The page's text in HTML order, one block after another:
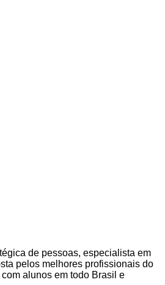
de pessoas, especialista em
pelos melhores profissionais do
alunos em todo Brasil e